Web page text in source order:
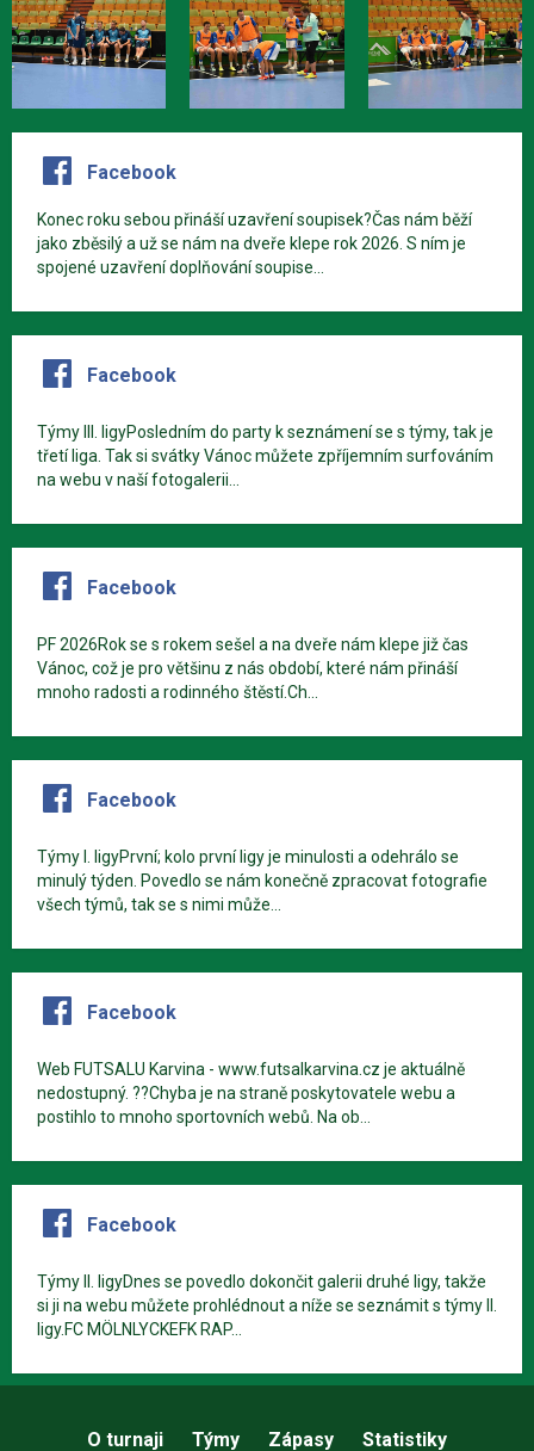
Facebook
Konec roku sebou přináší uzavření soupisek?Čas nám běží
jako zběsilý a už se nám na dveře klepe rok 2026. S ním je
spojené uzavření doplňování soupise...
Facebook
Týmy III. ligyPosledním do party k seznámení se s týmy, tak je
třetí liga. Tak si svátky Vánoc můžete zpříjemním surfováním
na webu v naší fotogalerii...
Facebook
PF 2026Rok se s rokem sešel a na dveře nám klepe již čas
Vánoc, což je pro většinu z nás období, které nám přináší
mnoho radosti a rodinného štěstí.Ch...
Facebook
Týmy I. ligyPrvní; kolo první ligy je minulosti a odehrálo se
minulý týden. Povedlo se nám konečně zpracovat fotografie
všech týmů, tak se s nimi může...
Facebook
Web FUTSALU Karvina - www.futsalkarvina.cz je aktuálně
nedostupný. ??Chyba je na straně poskytovatele webu a
postihlo to mnoho sportovních webů. Na ob...
Facebook
Týmy II. ligyDnes se povedlo dokončit galerii druhé ligy, takže
si ji na webu můžete prohlédnout a níže se seznámit s týmy II.
ligy.FC MÖLNLYCKEFK RAP...
O turnaji Týmy Zápasy Statistiky